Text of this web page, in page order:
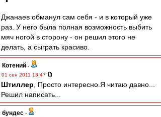
Джанаев обманул сам себя - и в который уже
раз. У него была полная возможность выбить
мяч ногой в сторону - он решил этого не
делать, а сыграть красиво.
Котений -
01 сен 2011 13:47
Штиллер , Просто интересно.Я читаю давно...
Решил написать...
бундес -